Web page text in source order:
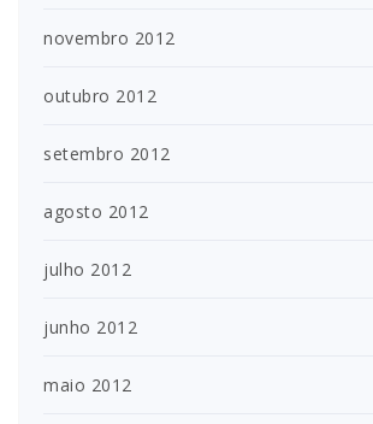
novembro 2012
outubro 2012
setembro 2012
agosto 2012
julho 2012
junho 2012
maio 2012